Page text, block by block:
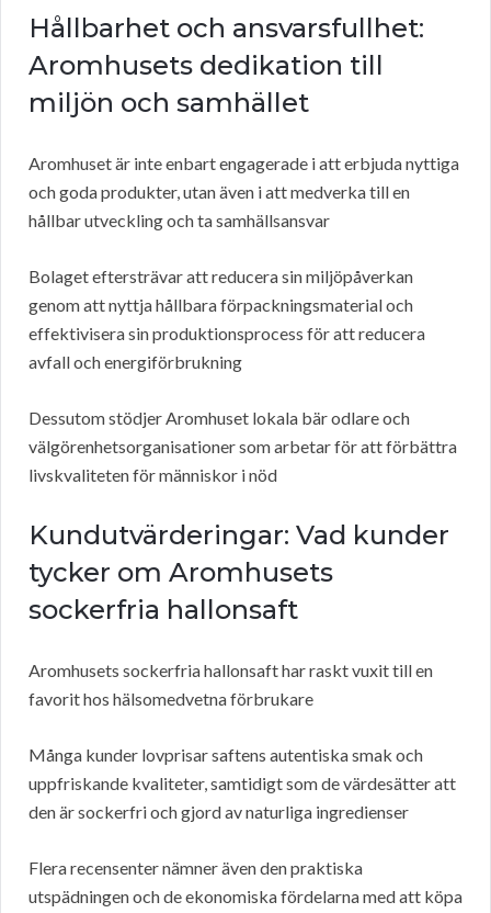
Hållbarhet och ansvarsfullhet:
Aromhusets dedikation till
miljön och samhället
Aromhuset är inte enbart engagerade i att erbjuda nyttiga
och goda produkter, utan även i att medverka till en
hållbar utveckling och ta samhällsansvar
Bolaget eftersträvar att reducera sin miljöpåverkan
genom att nyttja hållbara förpackningsmaterial och
effektivisera sin produktionsprocess för att reducera
avfall och energiförbrukning
Dessutom stödjer Aromhuset lokala bär odlare och
välgörenhetsorganisationer som arbetar för att förbättra
livskvaliteten för människor i nöd
Kundutvärderingar: Vad kunder
tycker om Aromhusets
sockerfria hallonsaft
Aromhusets sockerfria hallonsaft har raskt vuxit till en
favorit hos hälsomedvetna förbrukare
Många kunder lovprisar saftens autentiska smak och
uppfriskande kvaliteter, samtidigt som de värdesätter att
den är sockerfri och gjord av naturliga ingredienser
Flera recensenter nämner även den praktiska
utspädningen och de ekonomiska fördelarna med att köpa